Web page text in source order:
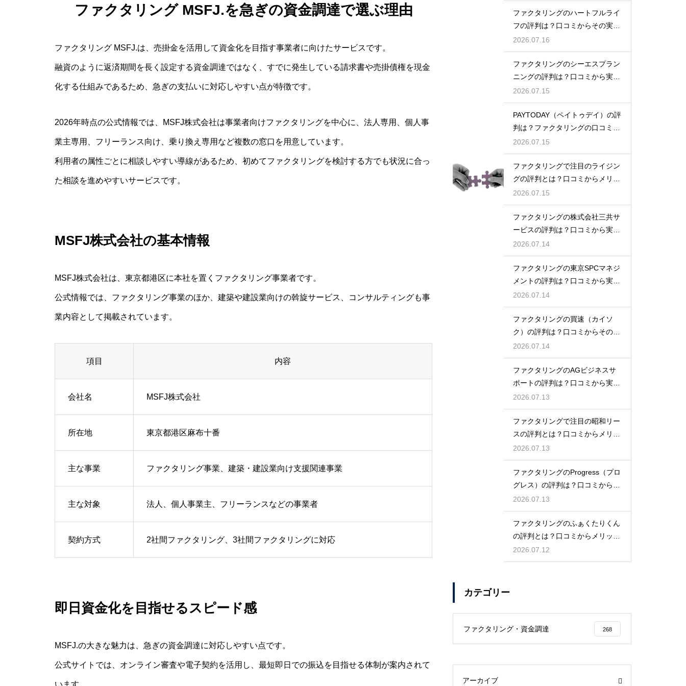
ファクタリング MSFJ.を急ぎの資金調達で選ぶ理由
ファクタリング MSFJ.は、売掛金を活用して資金化を目指す事業者に向けたサービスです。
融資のように返済期間を長く設定する資金調達ではなく、すでに発生している請求書や売掛債権を現金
化する仕組みであるため、急ぎの支払いに対応しやすい点が特徴です。
2026年時点の公式情報では、MSFJ株式会社は事業者向けファクタリングを中心に、法人専用、個人事
業主専用、フリーランス向け、乗り換え専用など複数の窓口を用意しています。
利用者の属性ごとに相談しやすい導線があるため、初めてファクタリングを検討する方でも状況に合っ
た相談を進めやすいサービスです。
MSFJ株式会社の基本情報
MSFJ株式会社は、東京都港区に本社を置くファクタリング事業者です。
公式情報では、ファクタリング事業のほか、建築や建設業向けの斡旋サービス、コンサルティングも事
業内容として掲載されています。
項目 内容
会社名 MSFJ株式会社
所在地 東京都港区麻布十番
主な事業 ファクタリング事業、建築・建設業向け支援関連事業
主な対象 法人、個人事業主、フリーランスなどの事業者
契約方式 2社間ファクタリング、3社間ファクタリングに対応
即日資金化を目指せるスピード感
MSFJ.の大きな魅力は、急ぎの資金調達に対応しやすい点です。
公式サイトでは、オンライン審査や電子契約を活用し、最短即日での振込を目指せる体制が案内されて
います。
ファクタリングのハートフルライ
フの評判は？口コミからその実態
を徹底解説
2026.07.16
ファクタリングのシーエスプラン
ニングの評判は？口コミから実態
を徹底解説
2026.07.15
PAYTODAY（ペイトゥデイ）の評
判は？ファクタリングの口コミ検
証
2026.07.15
ファクタリングで注目のライジン
グの評判とは？口コミからメリッ
トを徹底解説
2026.07.15
ファクタリングの株式会社三共サ
ービスの評判は？口コミから実態
を徹底解説
2026.07.14
ファクタリングの東京SPCマネジ
メントの評判は？口コミから実態
を徹底解説
2026.07.14
ファクタリングの買速（カイソ
ク）の評判は？口コミからその実
態を徹底解説
2026.07.14
ファクタリングのAGビジネスサ
ポートの評判は？口コミから実態
を徹底解説
2026.07.13
ファクタリングで注目の昭和リー
スの評判とは？口コミからメリッ
トを徹底解説
2026.07.13
ファクタリングのProgress（プロ
グレス）の評判は？口コミから検
証
2026.07.13
ファクタリングのふぁくたりくん
の評判とは？口コミからメリット
を徹底解説
2026.07.12
カテゴリー
ファクタリング・資金調達 268
アーカイブ